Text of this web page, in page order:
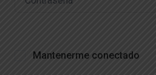
Mantenerme conectado